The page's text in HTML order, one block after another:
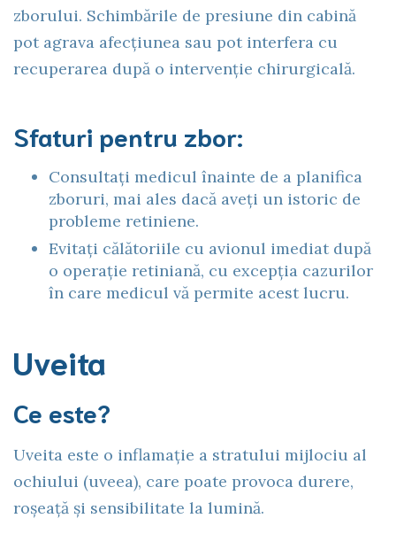
zborului. Schimbările de presiune din cabină
pot agrava afecțiunea sau pot interfera cu
recuperarea după o intervenție chirurgicală.
Sfaturi pentru zbor:
Consultați medicul înainte de a planifica
zboruri, mai ales dacă aveți un istoric de
probleme retiniene.
Evitați călătoriile cu avionul imediat după
o operație retiniană, cu excepția cazurilor
în care medicul vă permite acest lucru.
Uveita
Ce este?
Uveita este o inflamație a stratului mijlociu al
ochiului (uveea), care poate provoca durere,
roșeață și sensibilitate la lumină.